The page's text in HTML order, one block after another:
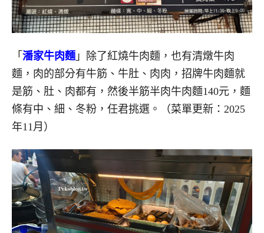
「 潘家牛肉麵 」除了紅燒牛肉麵，也有清燉牛肉
麵，肉的部分有牛筋、牛肚、肉肉，招牌牛肉麵就
是筋、肚、肉都有，然後半筋半肉牛肉麵140元，麵
條有中、細、冬粉，任君挑選。（菜單更新：2025
年11月）